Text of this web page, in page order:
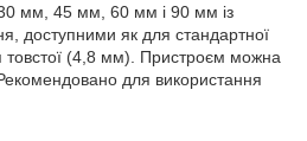
мм, 45 мм, 60 мм і 90 мм із
доступними як для стандартної
товстої (4,8 мм). Пристроєм можна
для використання